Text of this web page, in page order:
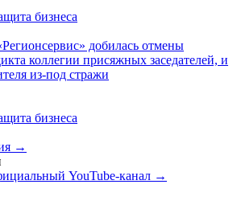
бизнеса
добилась отмены
коллегии присяжных заседателей, и
из-под стражи
бизнеса
→
YouTube-канал →